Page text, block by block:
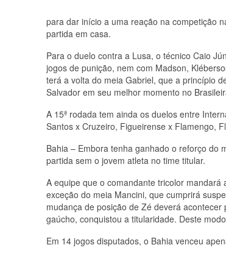
para dar início a uma reação na competição
partida em casa.
Para o duelo contra a Lusa, o técnico Caio
jogos de punição, nem com Madson,
terá a volta do meia Gabriel, que a princípio
Salvador em seu melhor momento no
A 15ª rodada tem ainda os duelos entre
Santos x Cruzeiro, Figueirense x Flamengo,
Bahia – Embora tenha ganhado o reforço do
partida sem o jovem atleta no time titular.
A equipe que o comandante tricolor
exceção do meia Mancini, que cumprirá
mudança de posição de Zé deverá
gaúcho, conquistou a titularidade. Deste
Em 14 jogos disputados, o Bahia venceu